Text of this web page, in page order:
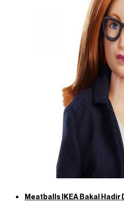
Meatballs IKEA Bakal Hadir